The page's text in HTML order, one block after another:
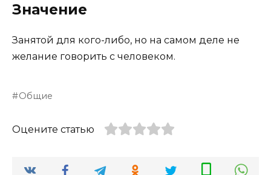
Значение
Занятой для кого-либо, но на самом деле не
желание говорить с человеком.
Общие
Оцените статью